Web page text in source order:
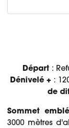
Départ:
Dénivelé + :
de
Sommet
3000 mètres